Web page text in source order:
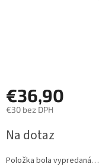
€36,90
€30 bez DPH
cena:
Na dotaz
Položka bola vypredaná…